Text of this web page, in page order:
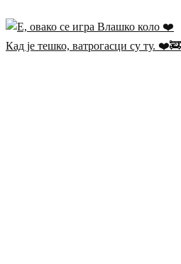
Кад је тешко, ватрогасци су ту. ❤️🚒